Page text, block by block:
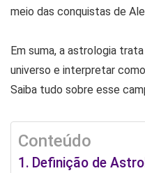
meio das conquistas de
Em suma, a astrologia
universo e interpretar
Saiba tudo sobre esse
Conteúdo
Definição de